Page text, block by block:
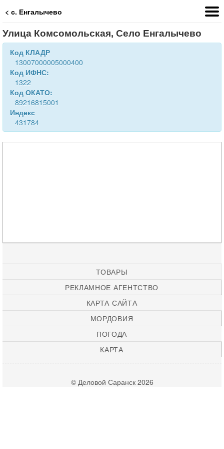
< с. Енгалычево
Улица Комсомольская, Село Енгалычево
Код КЛАДР
13007000005000400
Код ИФНС:
1322
Код ОКАТО:
89216815001
Индекс
431784
ТОВАРЫ
РЕКЛАМНОЕ АГЕНТСТВО
КАРТА САЙТА
МОРДОВИЯ
ПОГОДА
КАРТА
© Деловой Саранск 2026